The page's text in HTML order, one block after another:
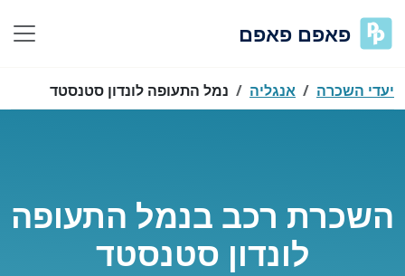
פאפם פאפם
יעדי השכרה אנגליה נמל התעופה לונדון סטנסטד
השכרת רכב בנמל התעופה
לונדון סטנסטד